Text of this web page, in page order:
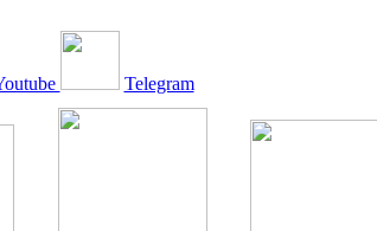
Telegram